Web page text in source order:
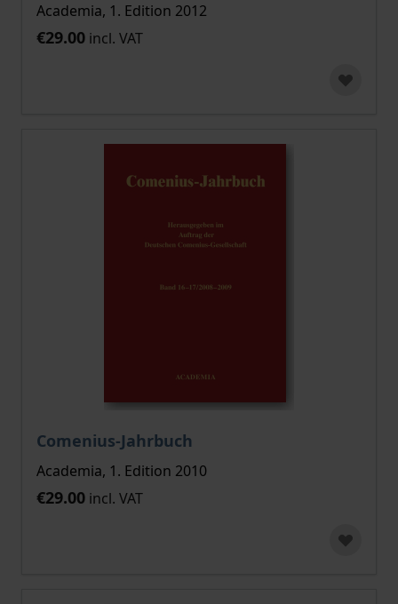
Academia, 1. Edition 2012
€29.00 incl. VAT
Comenius-Jahrbuch
Academia, 1. Edition 2010
€29.00 incl. VAT